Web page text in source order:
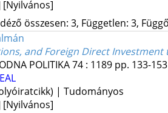
[Nyilvános]
összesen: 3, Független: 3,
and Foreign Direct
POLITIKA74: 1189 pp. 133-
| Tudományos
[Nyilvános]